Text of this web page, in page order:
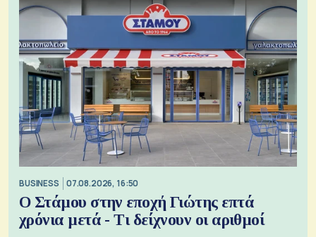
BUSINESS 07.08.2026, 16:50
Ο Στάμου στην εποχή Γιώτης επτά
χρόνια μετά - Τι δείχνουν οι αριθμοί